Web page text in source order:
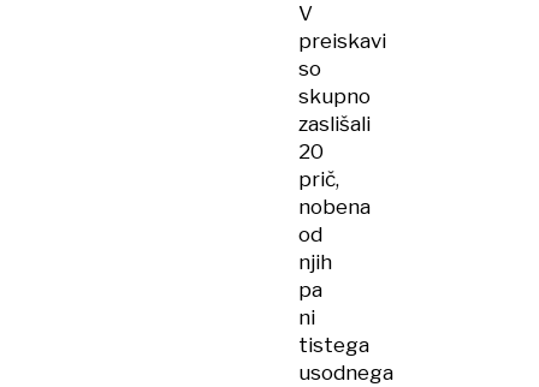
V
preiskavi
so
skupno
zaslišali
20
prič,
nobena
od
njih
pa
ni
tistega
usodnega